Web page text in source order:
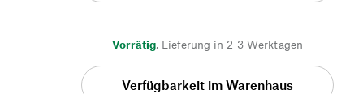
Vorrätig, Lieferung in 2-3 Werktagen
Verfügbarkeit im Warenhaus